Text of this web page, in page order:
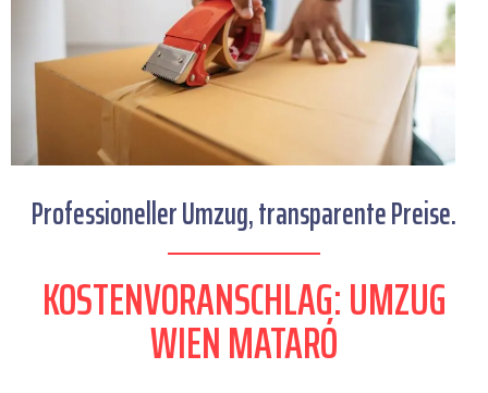
Professioneller Umzug, transparente Preise.
KOSTENVORANSCHLAG: UMZUG
WIEN MATARÓ